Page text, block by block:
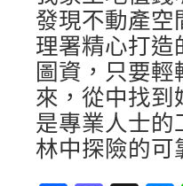
發現不動產
理署精心打
圖資，只要
來，從中找
是專業人士
林中探險的可